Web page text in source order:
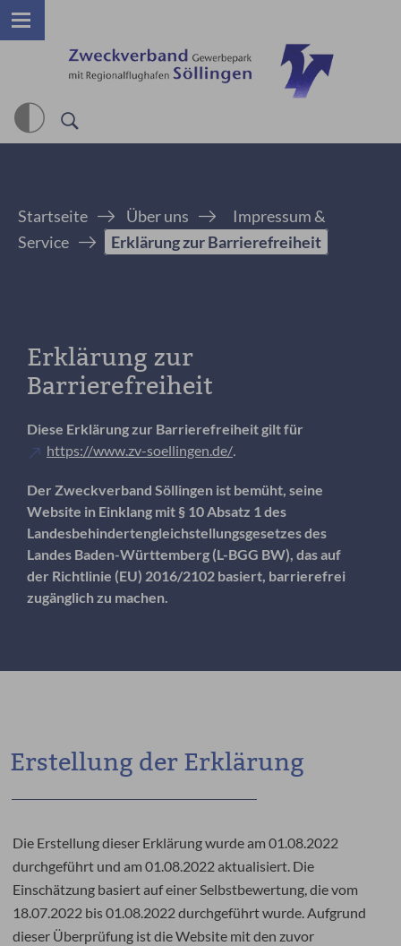
Startseite Über uns
Impressum &
Service
Erklärung zur Barrierefreiheit
Erklärung zur
Barrierefreiheit
Diese Erklärung zur Barrierefreiheit gilt für
https://www.zv-soellingen.de/.
Der Zweckverband Söllingen ist bemüht, seine
Website in Einklang mit § 10 Absatz 1 des
Landesbehindertengleichstellungsgesetzes des
Landes Baden-Württemberg (L-BGG BW), das auf
der Richtlinie (EU) 2016/2102 basiert, barrierefrei
zugänglich zu machen.
Erstellung der Erklärung
Die Erstellung dieser Erklärung wurde am 01.08.2022
durchgeführt und am 01.08.2022 aktualisiert. Die
Einschätzung basiert auf einer Selbstbewertung, die vom
18.07.2022 bis 01.08.2022 durchgeführt wurde. Aufgrund
dieser Überprüfung ist die Website mit den zuvor